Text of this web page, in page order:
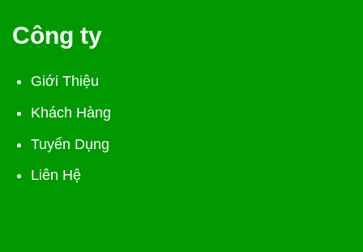
Công ty
Giới Thiệu
Khách Hàng
Tuyển Dụng
Liên Hệ